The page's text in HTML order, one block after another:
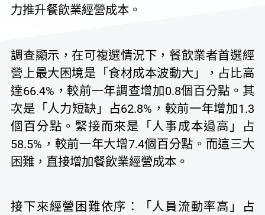
力推升餐飲業經營成本。
調查顯示，在可複選情況下，餐飲業者首選經
營上最大困境是「食材成本波動大」，占比高
達66.4%，較前一年調查增加0.8個百分點。其
次是「人力短缺」占62.8%，較前一年增加1.3
個百分點。緊接而來是「人事成本過高」占
58.5%，較前一年大增7.4個百分點。而這三大
困難，直接增加餐飲業經營成本。
接下來經營困難依序：「人員流動率高」占